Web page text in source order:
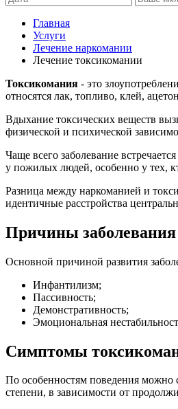
Главная
Услуги
Лечение наркомании
Лечение токсикомании
Токсикомания - это
относятся лак, топливо, клей,
Вдыхание токсических веществ
физической и психической
Чаще всего заболевание
у пожилых людей, особенно у тех,
Разница между наркоманией и
идентичные расстройства
Причины заболевания
Основной причиной развития
Инфантилизм;
Пассивность;
Демонстративность;
Эмоциональная
Симптомы
По особенностям поведения можно
степени, в зависимости от